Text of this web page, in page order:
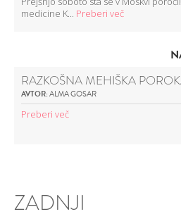
medicine K... Preberi več
RAZKOŠNA MEHIŠKA
AVTOR:ALMA GOSAR
Preberi več
ZADNJI